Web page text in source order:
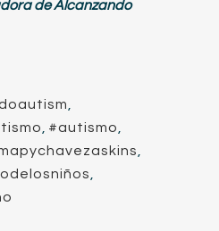
de Alcanzando
#autismo